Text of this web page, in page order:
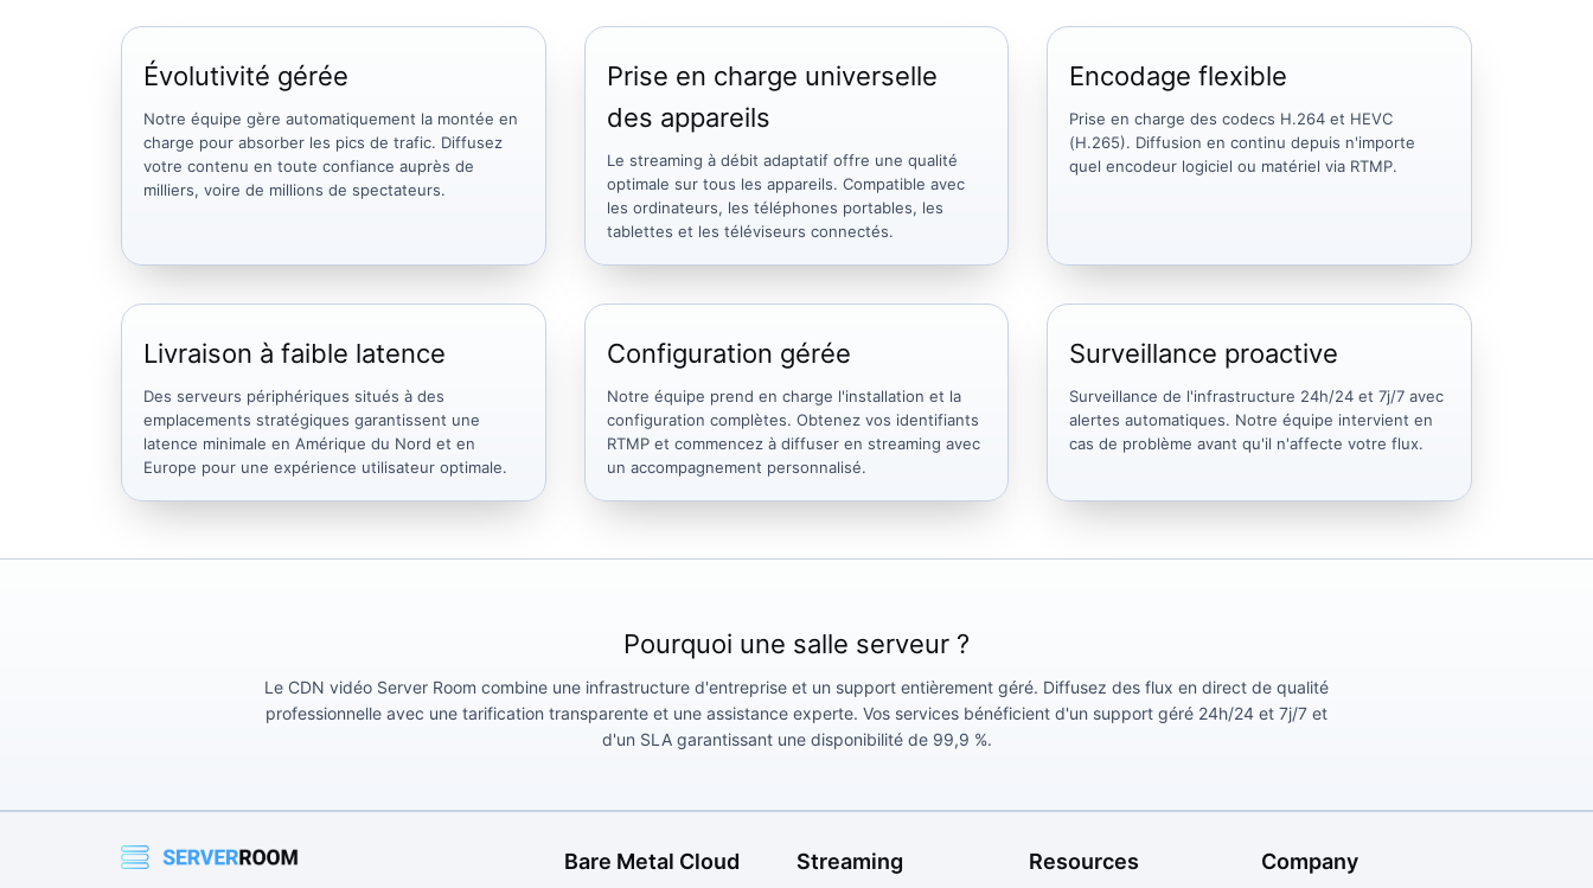
Évolutivité gérée
Notre équipe gère automatiquement la montée en
charge pour absorber les pics de trafic. Diffusez
votre contenu en toute confiance auprès de
milliers, voire de millions de spectateurs.
Prise en charge universelle
des appareils
Le streaming à débit adaptatif offre une qualité
optimale sur tous les appareils. Compatible avec
les ordinateurs, les téléphones portables, les
tablettes et les téléviseurs connectés.
Encodage flexible
Prise en charge des codecs H.264 et HEVC
(H.265). Diffusion en continu depuis n'importe
quel encodeur logiciel ou matériel via RTMP.
Livraison à faible latence
Des serveurs périphériques situés à des
emplacements stratégiques garantissent une
latence minimale en Amérique du Nord et en
Europe pour une expérience utilisateur optimale.
Configuration gérée
Notre équipe prend en charge l'installation et la
configuration complètes. Obtenez vos identifiants
RTMP et commencez à diffuser en streaming avec
un accompagnement personnalisé.
Surveillance proactive
Surveillance de l'infrastructure 24h/24 et 7j/7 avec
alertes automatiques. Notre équipe intervient en
cas de problème avant qu'il n'affecte votre flux.
Pourquoi une salle serveur ?
Le CDN vidéo Server Room combine une infrastructure d'entreprise et un support entièrement géré. Diffusez des flux en direct de qualité
professionnelle avec une tarification transparente et une assistance experte. Vos services bénéficient d'un support géré 24h/24 et 7j/7 et
d'un SLA garantissant une disponibilité de 99,9 %.
Bare Metal Cloud Streaming Resources Company